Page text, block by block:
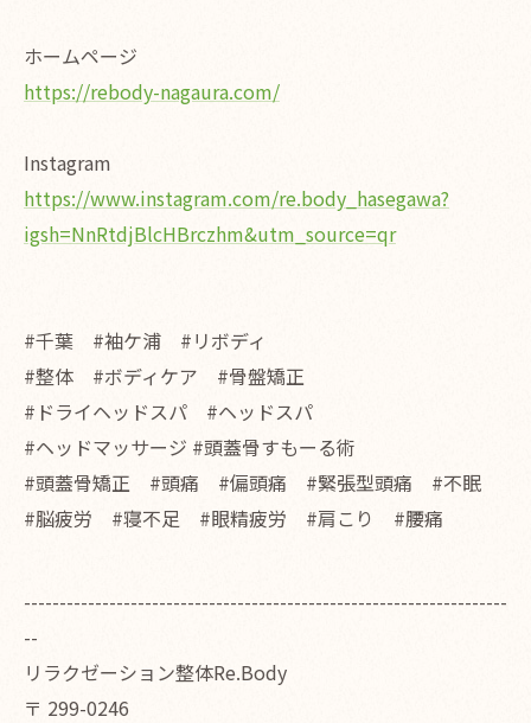
ホームページ
https://rebody-nagaura.com/
Instagram
https://www.instagram.com/re.body_hasegawa?
igsh=NnRtdjBlcHBrczhm&utm_source=qr
#千葉 #袖ケ浦 #リボディ
#整体 #ボディケア #骨盤矯正
#ドライヘッドスパ #ヘッドスパ
#ヘッドマッサージ #頭蓋骨すもーる術
#頭蓋骨矯正 #頭痛 #偏頭痛 #緊張型頭痛 #不眠
#脳疲労 #寝不足 #眼精疲労 #肩こり #腰痛
--------------------------------------------------------------------
--
リラクゼーション整体Re.Body
〒 299-0246